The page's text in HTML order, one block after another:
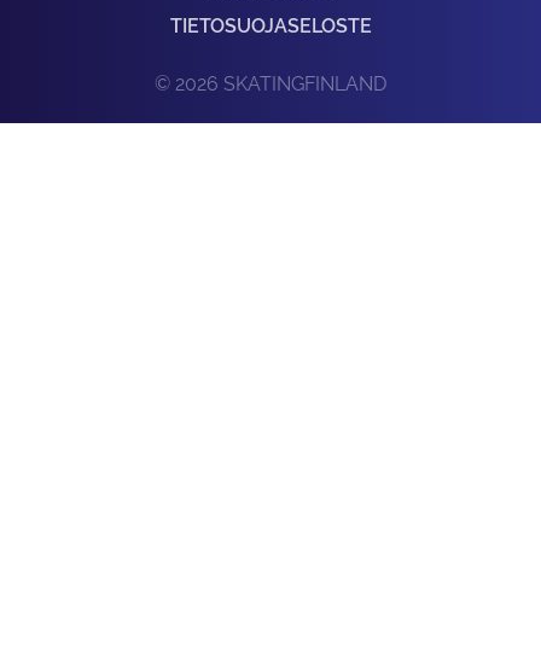
TIETOSUOJASELOSTE
© 2026 SKATINGFINLAND